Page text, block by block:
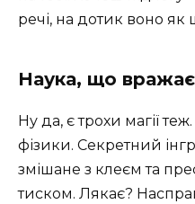
речі, на дотик воно як
Наука, що вражає
Ну да, є трохи магії
фізики. Секретний
змішане з клеєм та
тиском. Лякає?